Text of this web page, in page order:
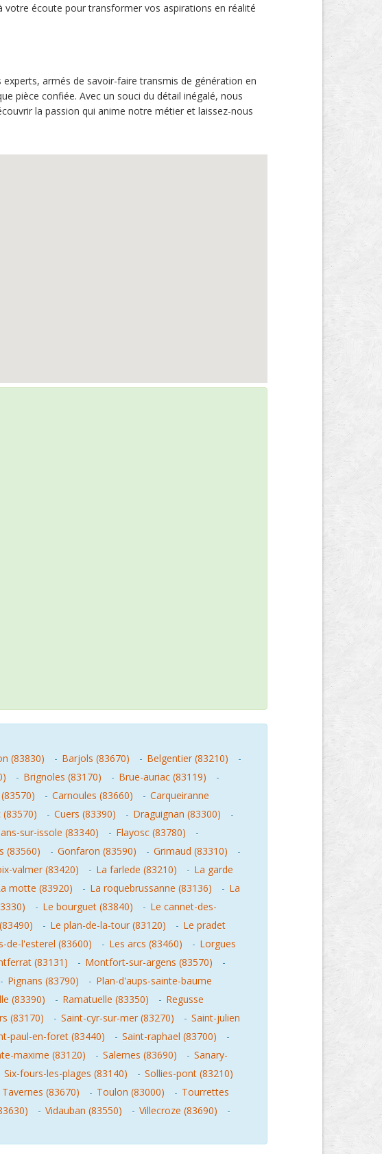
écoute pour transformer vos aspirations en réalité
armés de savoir-faire transmis de génération en
pièce confiée. Avec un souci du détail inégalé, nous
la passion qui anime notre métier et laissez-nous
(83830) - Barjols (83670) - Belgentier (83210)
-
- Brignoles (83170) - Brue-auriac (83119)
-
- Carnoules (83660) - Carqueiranne
(83570) - Cuers (83390) - Draguignan (83300)
-
sur-issole (83340) - Flayosc (83780)
-
(83560) - Gonfaron (83590) - Grimaud (83310)
-
valmer (83420) - La farlede (83210) - La garde
motte (83920) - La roquebrussanne (83136) - La
- Le bourguet (83840) - Le cannet-des-
- Le plan-de-la-tour (83120) - Le pradet
de-l'esterel (83600) - Les arcs (83460) - Lorgues
(83131) - Montfort-sur-argens (83570)
-
- Pignans (83790) - Plan-d'aups-sainte-baume
(83390) - Ramatuelle (83350) - Regusse
(83170) - Saint-cyr-sur-mer (83270) - Saint-julien
paul-en-foret (83440) - Saint-raphael (83700)
-
maxime (83120) - Salernes (83690) - Sanary-
Six-fours-les-plages (83140) - Sollies-pont (83210)
Tavernes (83670) - Toulon (83000) - Tourrettes
- Vidauban (83550) - Villecroze (83690)
-